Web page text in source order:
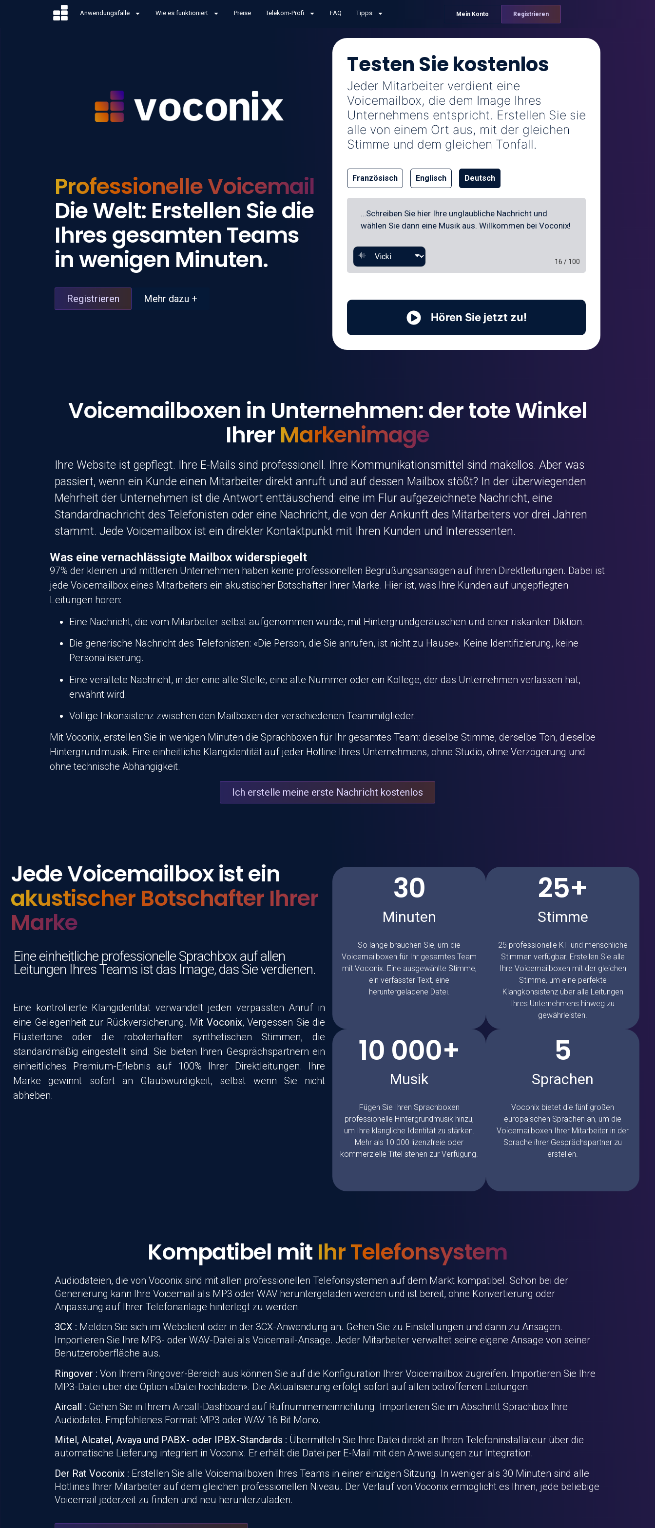
Anwendungsfälle Wie es funktioniert Preise Telekom-Profi FAQ Tipps Mein Konto Registrieren
Professionelle Voicemail
Die Welt: Erstellen Sie die
Ihres gesamten Teams
in wenigen Minuten.
Registrieren Mehr dazu +
Testen Sie kostenlos
Jeder Mitarbeiter verdient eine
Voicemailbox, die dem Image Ihres
Unternehmens entspricht. Erstellen Sie sie
alle von einem Ort aus, mit der gleichen
Stimme und dem gleichen Tonfall.
Französisch Englisch Deutsch
16 / 100
Hören Sie jetzt zu!
Voicemailboxen in Unternehmen: der tote Winkel
Ihrer Markenimage
Ihre Website ist gepflegt. Ihre E-Mails sind professionell. Ihre Kommunikationsmittel sind makellos. Aber was
passiert, wenn ein Kunde einen Mitarbeiter direkt anruft und auf dessen Mailbox stößt? In der überwiegenden
Mehrheit der Unternehmen ist die Antwort enttäuschend: eine im Flur aufgezeichnete Nachricht, eine
Standardnachricht des Telefonisten oder eine Nachricht, die von der Ankunft des Mitarbeiters vor drei Jahren
stammt. Jede Voicemailbox ist ein direkter Kontaktpunkt mit Ihren Kunden und Interessenten.
Was eine vernachlässigte Mailbox widerspiegelt
97% der kleinen und mittleren Unternehmen haben keine professionellen Begrüßungsansagen auf ihren Direktleitungen. Dabei ist
jede Voicemailbox eines Mitarbeiters ein akustischer Botschafter Ihrer Marke. Hier ist, was Ihre Kunden auf ungepflegten
Leitungen hören:
Eine Nachricht, die vom Mitarbeiter selbst aufgenommen wurde, mit Hintergrundgeräuschen und einer riskanten Diktion.
Die generische Nachricht des Telefonisten: «Die Person, die Sie anrufen, ist nicht zu Hause». Keine Identifizierung, keine
Personalisierung.
Eine veraltete Nachricht, in der eine alte Stelle, eine alte Nummer oder ein Kollege, der das Unternehmen verlassen hat,
erwähnt wird.
Völlige Inkonsistenz zwischen den Mailboxen der verschiedenen Teammitglieder.
Mit Voconix, erstellen Sie in wenigen Minuten die Sprachboxen für Ihr gesamtes Team: dieselbe Stimme, derselbe Ton, dieselbe
Hintergrundmusik. Eine einheitliche Klangidentität auf jeder Hotline Ihres Unternehmens, ohne Studio, ohne Verzögerung und
ohne technische Abhängigkeit.
Ich erstelle meine erste Nachricht kostenlos
Jede Voicemailbox ist ein
akustischer Botschafter Ihrer
Marke
Eine einheitliche professionelle Sprachbox auf allen
Leitungen Ihres Teams ist das Image, das Sie verdienen.
Eine kontrollierte Klangidentität verwandelt jeden verpassten Anruf in
eine Gelegenheit zur Rückversicherung. Mit Voconix, Vergessen Sie die
Flüstertöne oder die roboterhaften synthetischen Stimmen, die
standardmäßig eingestellt sind. Sie bieten Ihren Gesprächspartnern ein
einheitliches Premium-Erlebnis auf 100% Ihrer Direktleitungen. Ihre
Marke gewinnt sofort an Glaubwürdigkeit, selbst wenn Sie nicht
abheben.
30
Minuten
So lange brauchen Sie, um die
Voicemailboxen für Ihr gesamtes Team
mit Voconix . Eine ausgewählte Stimme,
ein verfasster Text, eine
heruntergeladene Datei.
25+
Stimme
25 professionelle KI- und menschliche
Stimmen verfügbar. Erstellen Sie alle
Ihre Voicemailboxen mit der gleichen
Stimme, um eine perfekte
Klangkonsistenz über alle Leitungen
Ihres Unternehmens hinweg zu
gewährleisten.
10 000+
Musik
Fügen Sie Ihren Sprachboxen
professionelle Hintergrundmusik hinzu,
um Ihre klangliche Identität zu stärken.
Mehr als 10.000 lizenzfreie oder
kommerzielle Titel stehen zur Verfügung.
5
Sprachen
Voconix bietet die fünf großen
europäischen Sprachen an, um die
Voicemailboxen Ihrer Mitarbeiter in der
Sprache ihrer Gesprächspartner zu
erstellen.
Kompatibel mit Ihr Telefonsystem
Audiodateien, die von Voconix sind mit allen professionellen Telefonsystemen auf dem Markt kompatibel. Schon bei der
Generierung kann Ihre Voicemail als MP3 oder WAV heruntergeladen werden und ist bereit, ohne Konvertierung oder
Anpassung auf Ihrer Telefonanlage hinterlegt zu werden.
3CX : Melden Sie sich im Webclient oder in der 3CX-Anwendung an. Gehen Sie zu Einstellungen und dann zu Ansagen.
Importieren Sie Ihre MP3- oder WAV-Datei als Voicemail-Ansage. Jeder Mitarbeiter verwaltet seine eigene Ansage von seiner
Benutzeroberfläche aus.
Ringover : Von Ihrem Ringover-Bereich aus können Sie auf die Konfiguration Ihrer Voicemailbox zugreifen. Importieren Sie Ihre
MP3-Datei über die Option «Datei hochladen». Die Aktualisierung erfolgt sofort auf allen betroffenen Leitungen.
Aircall : Gehen Sie in Ihrem Aircall-Dashboard auf Rufnummerneinrichtung. Importieren Sie im Abschnitt Sprachbox Ihre
Audiodatei. Empfohlenes Format: MP3 oder WAV 16 Bit Mono.
Mitel, Alcatel, Avaya und PABX- oder IPBX-Standards : Übermitteln Sie Ihre Datei direkt an Ihren Telefoninstallateur über die
automatische Lieferung integriert in Voconix. Er erhält die Datei per E-Mail mit den Anweisungen zur Integration.
Der Rat Voconix : Erstellen Sie alle Voicemailboxen Ihres Teams in einer einzigen Sitzung. In weniger als 30 Minuten sind alle
Hotlines Ihrer Mitarbeiter auf dem gleichen professionellen Niveau. Der Verlauf von Voconix ermöglicht es Ihnen, jede beliebige
Voicemail jederzeit zu finden und neu herunterzuladen.